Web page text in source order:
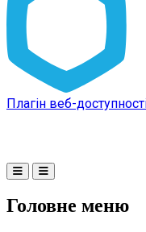
Плагін веб-
Головне меню